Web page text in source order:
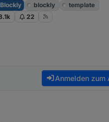
Blockly blockly
template
22
Anmelden zum